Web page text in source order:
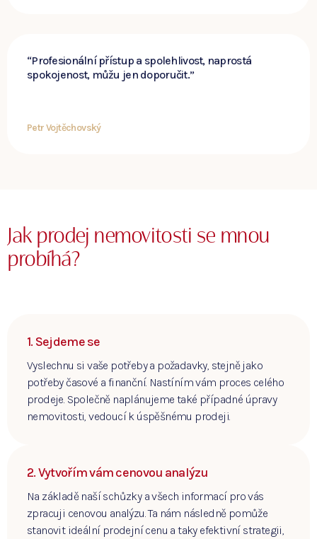
“Profesionální přístup a spolehlivost, naprostá
spokojenost, můžu jen doporučit.”
Petr Vojtěchovský
Jak prodej nemovitosti se mnou
probíhá?
1. Sejdeme se
Vyslechnu si vaše potřeby a požadavky, stejně jako
potřeby časové a finanční. Nastíním vám proces celého
prodeje. Společně naplánujeme také případné úpravy
nemovitosti, vedoucí k úspěšnému prodeji.
2. Vytvořím vám cenovou analýzu
Na základě naší schůzky a všech informací pro vás
zpracuji cenovou analýzu. Ta nám následně pomůže
stanovit ideální prodejní cenu a taky efektivní strategii,